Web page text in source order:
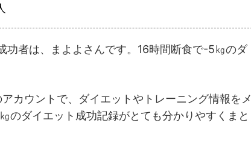
功者は、まよよさんです。16時間断食で-5㎏のダ
カウントで、ダイエットやトレーニング情報をメ
のダイエット成功記録がとても分かりやすくまと